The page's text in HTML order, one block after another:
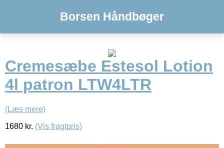
Borsen Håndbøger
Cremesæbe Estesol Lotion
4l patron LTW4LTR
(Læs mere)
1680 kr. (Vis fragtpris)